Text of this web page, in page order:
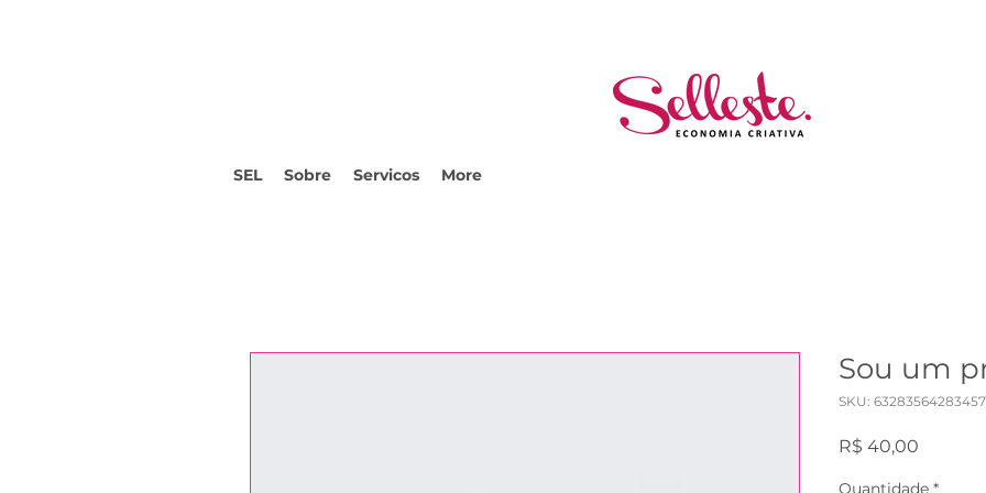
SEL Sobre Servicos More
Sou um
SKU:
R$ 40,00
Quantidade *